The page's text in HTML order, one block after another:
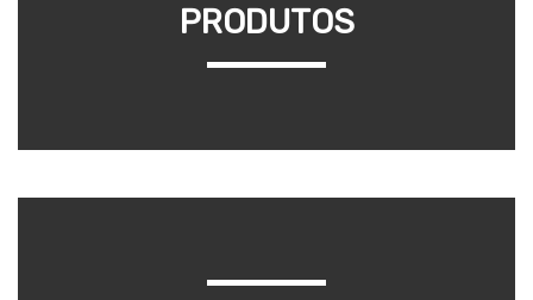
PRODUTOS